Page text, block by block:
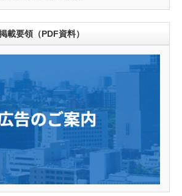
載要領（PDF資料）